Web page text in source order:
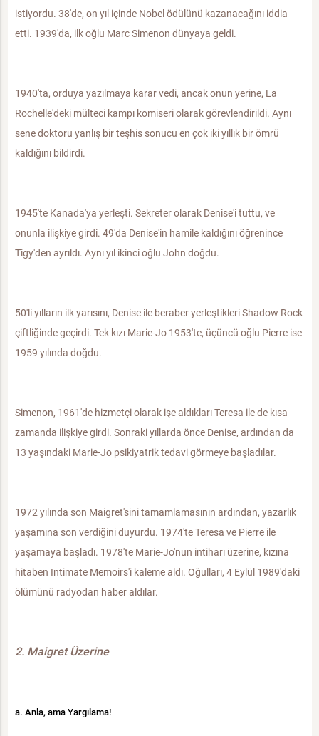
istiyordu. 38'de, on yıl içinde Nobel ödülünü kazanacağını iddia
etti. 1939'da, ilk oğlu Marc Simenon dünyaya geldi.
1940'ta, orduya yazılmaya karar vedi, ancak onun yerine, La
Rochelle'deki mülteci kampı komiseri olarak görevlendirildi. Aynı
sene doktoru yanlış bir teşhis sonucu en çok iki yıllık bir ömrü
kaldığını bildirdi.
1945'te Kanada'ya yerleşti. Sekreter olarak Denise'i tuttu, ve
onunla ilişkiye girdi. 49'da Denise'in hamile kaldığını öğrenince
Tigy'den ayrıldı. Aynı yıl ikinci oğlu John doğdu.
50'li yılların ilk yarısını, Denise ile beraber yerleştikleri Shadow Rock
çiftliğinde geçirdi. Tek kızı Marie-Jo 1953'te, üçüncü oğlu Pierre ise
1959 yılında doğdu.
Simenon, 1961'de hizmetçi olarak işe aldıkları Teresa ile de kısa
zamanda ilişkiye girdi. Sonraki yıllarda önce Denise, ardından da
13 yaşındaki Marie-Jo psikiyatrik tedavi görmeye başladılar.
1972 yılında son Maigret'sini tamamlamasının ardından, yazarlık
yaşamına son verdiğini duyurdu. 1974'te Teresa ve Pierre ile
yaşamaya başladı. 1978'te Marie-Jo'nun intiharı üzerine, kızına
hitaben Intimate Memoirs'i kaleme aldı. Oğulları, 4 Eylül 1989'daki
ölümünü radyodan haber aldılar.
2. Maigret Üzerine
a. Anla, ama Yargılama!